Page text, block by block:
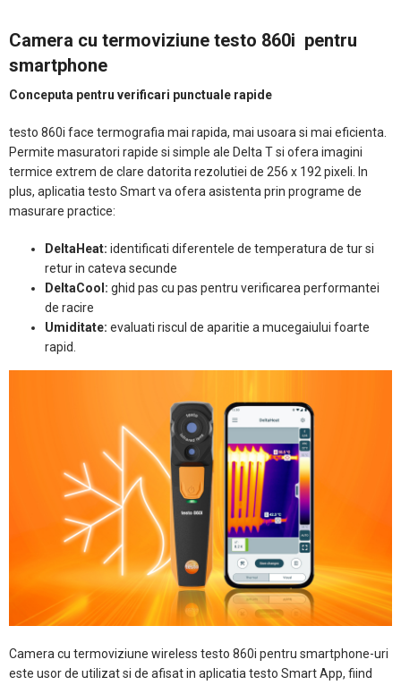
Camera cu termoviziune testo 860i pentru
smartphone
Conceputa pentru verificari punctuale rapide
testo 860i face termografia mai rapida, mai usoara si mai eficienta.
Permite masuratori rapide si simple ale Delta T si ofera imagini
termice extrem de clare datorita rezolutiei de 256 x 192 pixeli. In
plus, aplicatia testo Smart va ofera asistenta prin programe de
masurare practice:
DeltaHeat: identificati diferentele de temperatura de tur si
retur in cateva secunde
DeltaCool: ghid pas cu pas pentru verificarea performantei
de racire
Umiditate: evaluati riscul de aparitie a mucegaiului foarte
rapid.
Camera cu termoviziune wireless testo 860i pentru smartphone-uri
este usor de utilizat si de afisat in aplicatia testo Smart App, fiind